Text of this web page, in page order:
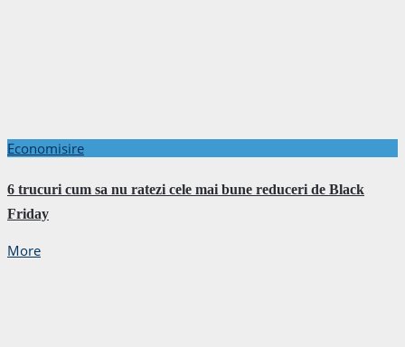
Economisire
6 trucuri cum sa nu ratezi cele mai bune reduceri de Black
Friday
More